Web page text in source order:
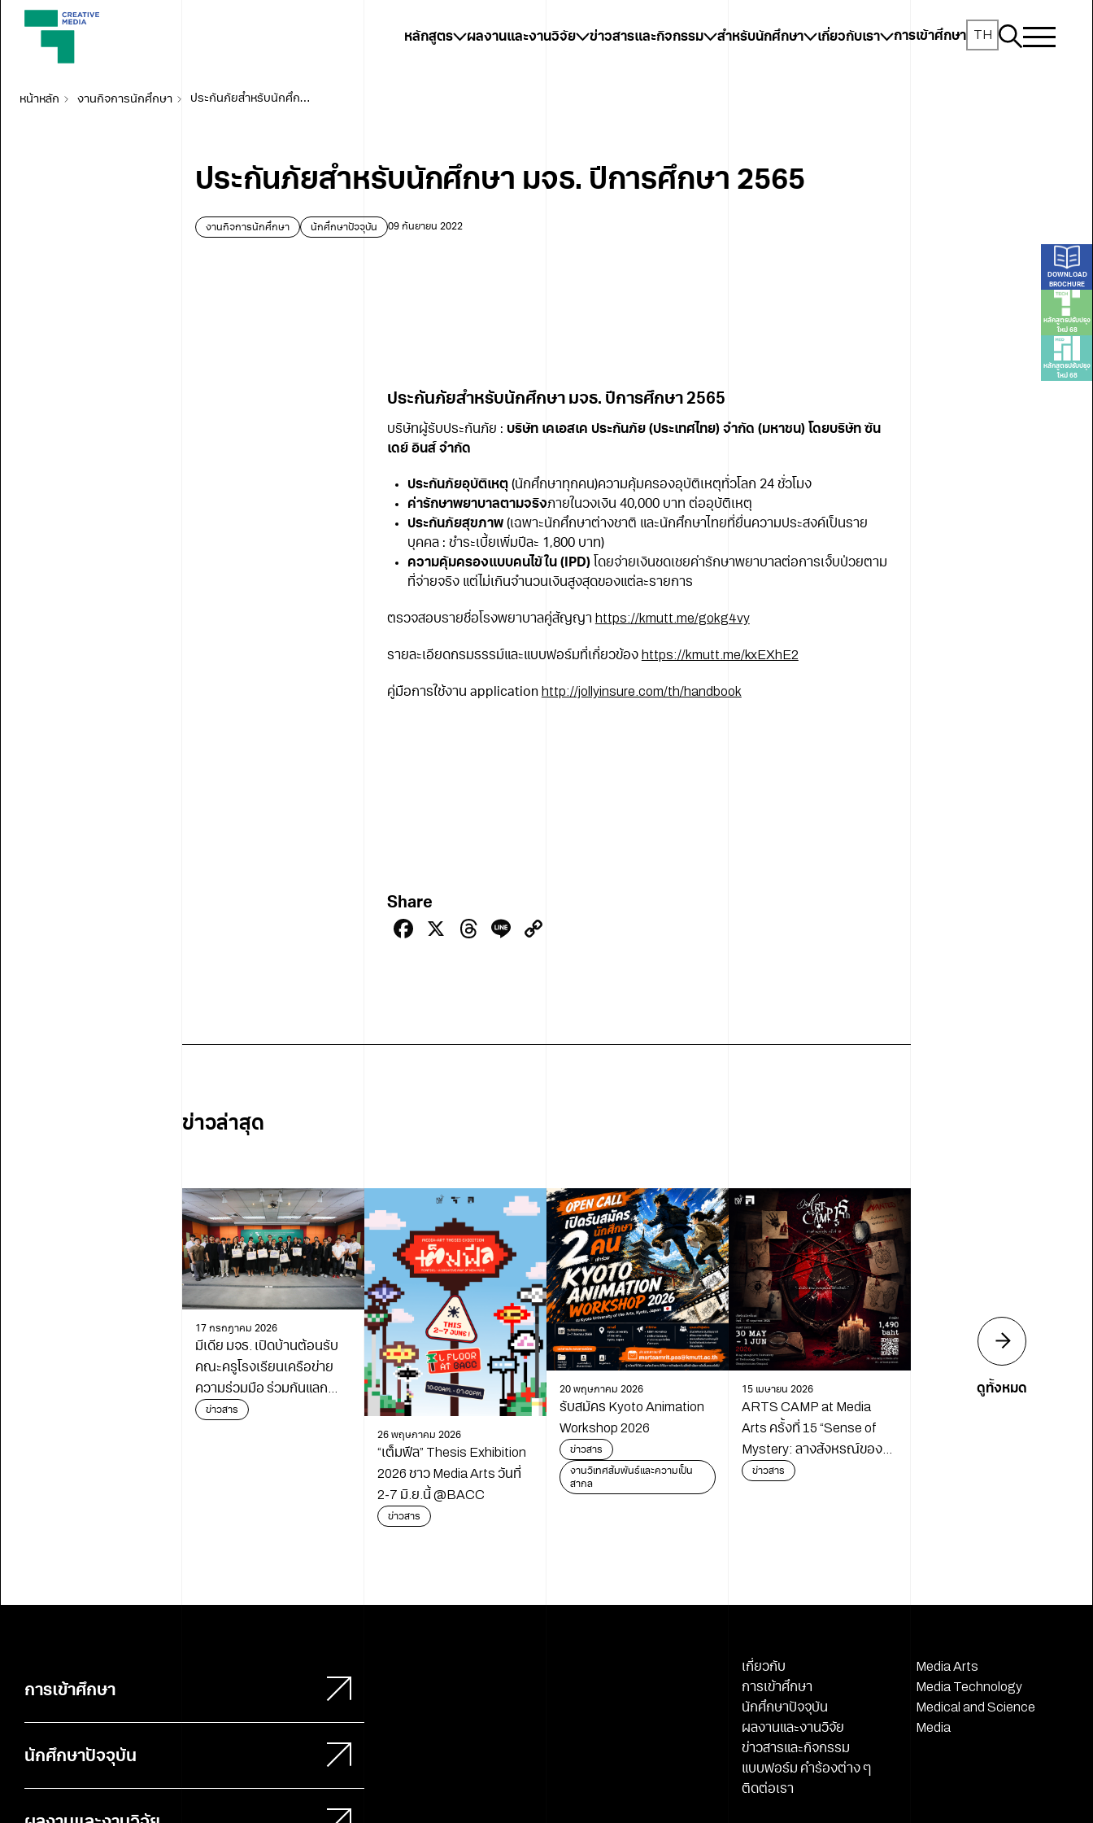
หลักสูตร ผลงานและงานวิจัย ข่าวสารและกิจกรรม สำหรับนักศึกษา เกี่ยวกับเรา การเข้าศึกษา TH
DOWNLOAD
BROCHURE
หลักสูตรปรับปรุง
ใหม่ 68
หลักสูตรปรับปรุง
ใหม่ 68
หน้าหลัก งานกิจการนักศึกษา ประกันภัยสำหรับนักศึกษา มจธ. ปีการศึกษา 2565
ประกันภัยสำหรับนักศึกษา มจธ. ปีการศึกษา 2565
งานกิจการนักศึกษา นักศึกษาปัจจุบัน 09 กันยายน 2022
ประกันภัยสำหรับนักศึกษา มจธ. ปีการศึกษา 2565
บริษัทผู้รับประกันภัย : บริษัท เคเอสเค ประกันภัย (ประเทศไทย) จำกัด (มหาชน) โดยบริษัท ซัน
เดย์ อินส์ จำกัด
ประกันภัยอุบัติเหตุ(นักศึกษาทุกคน)ความคุ้มครองอุบัติเหตุทั่วโลก 24 ชั่วโมง
ค่ารักษาพยาบาลตามจริงภายในวงเงิน 40,000 บาท ต่ออุบัติเหตุ
ประกันภัยสุขภาพ(เฉพาะนักศึกษาต่างชาติ และนักศึกษาไทยที่ยื่นความประสงค์เป็นราย
บุคคล : ชำระเบี้ยเพิ่มปีละ 1,800 บาท)
ความคุ้มครองแบบคนไข้ใน (IPD) โดยจ่ายเงินชดเชยค่ารักษาพยาบาลต่อการเจ็บป่วยตาม
ที่จ่ายจริง แต่ไม่เกินจำนวนเงินสูงสุดของแต่ละรายการ
ตรวจสอบรายชื่อโรงพยาบาลคู่สัญญา https://kmutt.me/gokg4vy
รายละเอียดกรมธรรม์และแบบฟอร์มที่เกี่ยวข้อง https://kmutt.me/kxEXhE2
คู่มือการใช้งาน application http://jollyinsure.com/th/handbook
Share
Facebook
X Threads
Line
ข่าวล่าสุด
17 กรกฎาคม 2026
มีเดีย มจธ. เปิดบ้านต้อนรับ
คณะครูโรงเรียนเครือข่าย
ความร่วมมือ ร่วมกันแลก
เปลี่ยนเรียนรู้เดินหน้า
ข่าวสาร
26 พฤษภาคม 2026
“เต็มฟีล” Thesis Exhibition
2026 ชาว Media Arts วันที่
2-7 มิ.ย.นี้ @BACC
ข่าวสาร
20 พฤษภาคม 2026
รับสมัคร Kyoto Animation
Workshop 2026
ข่าวสาร
งานวิเทศสัมพันธ์และความเป็น
สากล
15 เมษายน 2026
ARTS CAMP at Media
Arts ครั้งที่ 15 “Sense of
Mystery: ลางสังหรณ์ของ
นักสืบ”
ข่าวสาร
ดูทั้งหมด
การเข้าศึกษา
นักศึกษาปัจจุบัน
เกี่ยวกับ
การเข้าศึกษา
นักศึกษาปัจจุบัน
ผลงานและงานวิจัย
ข่าวสารและกิจกรรม
แบบฟอร์ม คำร้องต่าง ๆ
ติดต่อเรา
Media Arts
Media Technology
Medical and Science
Media